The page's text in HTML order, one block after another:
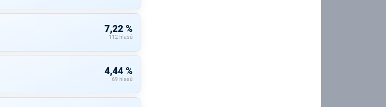
7,22 %
112 hlasů
4,44 %
69 hlasů